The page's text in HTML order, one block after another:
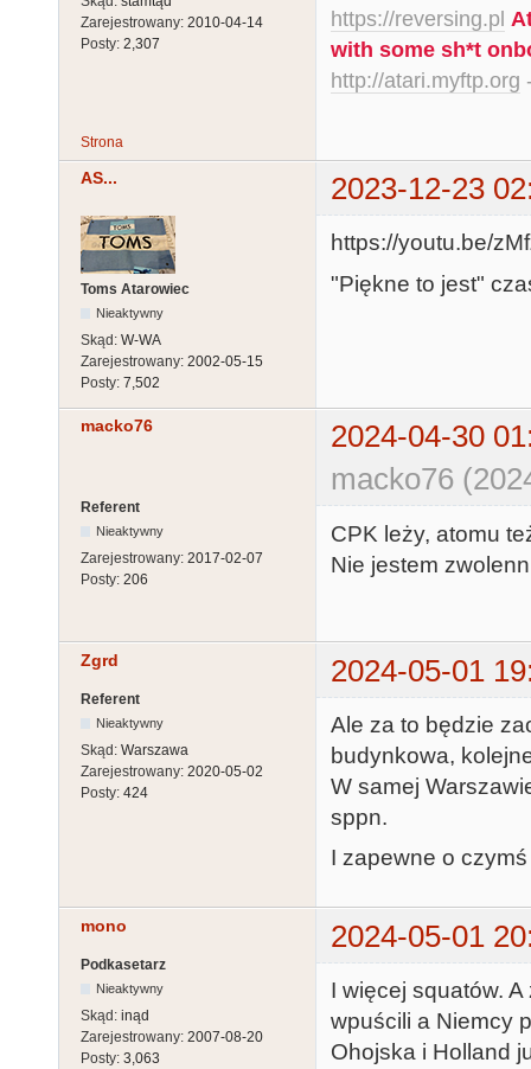
Zarejestrowany: 2010-04-14
Posty: 2,307
https://reversing.pl
with some sh*t
http://atari.myftp.org
Strona
AS... 2023-12-23
Toms Atarowiec
Nieaktywny
Skąd: W-WA
Zarejestrowany: 2002-05-15
Posty: 7,502
https://youtu.be/
"Piękne to jest"
macko76
2024-04-30
macko76
Referent
Nieaktywny
Zarejestrowany: 2017-02-07
Posty: 206
CPK leży, atomu
Nie jestem
Zgrd 2024-05-01
Referent
Nieaktywny
Skąd: Warszawa
Zarejestrowany: 2020-05-02
Posty: 424
Ale za to będzie
budynkowa,
W samej
sppn.
I zapewne o
mono 2024-05-01
Podkasetarz
Nieaktywny
Skąd: inąd
Zarejestrowany: 2007-08-20
Posty: 3,063
I więcej squatów.
wpuścili a Niemcy
Ohojska i Holland